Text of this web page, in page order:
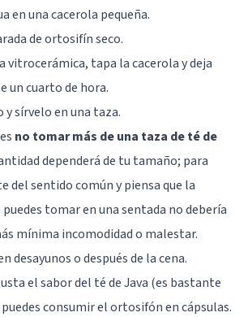
en una cacerola pequeña.
de ortosifín seco.
vitrocerámica, tapa la cacerola y deja
un cuarto de hora.
sírvelo en una taza.
no tomar más de una taza de té de
dependerá de tu tamaño; para
del sentido común y piensa que la
tomar en una sentada no debería
mínima incomodidad o malestar.
desayunos o después de la cena.
el sabor del té de Java (es bastante
consumir el ortosifón en cápsulas.